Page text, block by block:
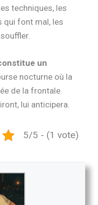
techniques, les
qui font mal, les
un
nocturne où la
de la frontale.
lui anticipera.
5/5 - (1 vote)